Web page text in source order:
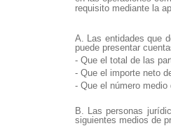
requisito mediante la
A. Las entidades que
puede presentar
- Que el total de las
- Que el importe neto
- Que el número
B. Las personas
siguientes medios de